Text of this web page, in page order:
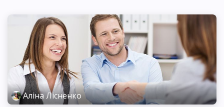
Аліна Лісненко